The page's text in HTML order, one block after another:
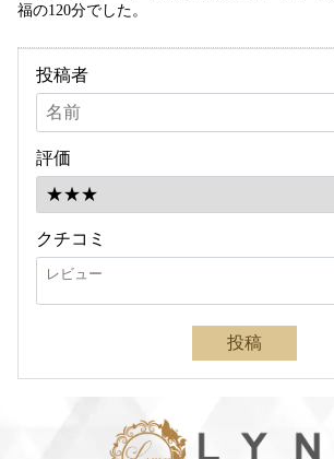
福の120分でした。
投稿者
評価
クチコミ
投稿